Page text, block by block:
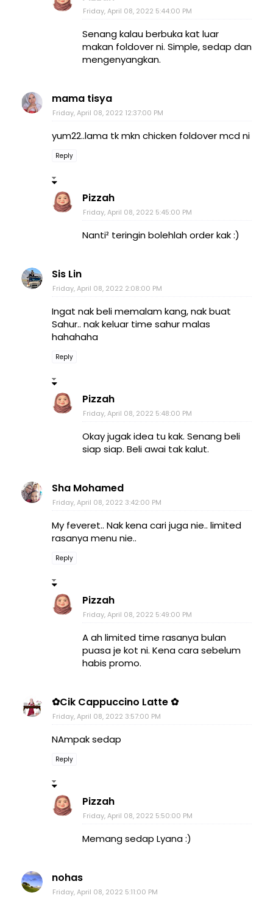
Friday, April 08, 2022 5:44:00 PM
Senang kalau berbuka kat luar
makan foldover ni. Simple, sedap dan
mengenyangkan.
mama tisya
Friday, April 08, 2022 12:37:00 PM
yum22..lama tk mkn chicken foldover mcd ni
Reply
Pizzah
Friday, April 08, 2022 5:45:00 PM
Nanti² teringin bolehlah order kak :)
Sis Lin
Friday, April 08, 2022 2:08:00 PM
Ingat nak beli memalam kang, nak buat
Sahur.. nak keluar time sahur malas
hahahaha
Reply
Pizzah
Friday, April 08, 2022 5:48:00 PM
Okay jugak idea tu kak. Senang beli
siap siap. Beli awai tak kalut.
Sha Mohamed
Friday, April 08, 2022 3:42:00 PM
My feveret.. Nak kena cari juga nie.. limited
rasanya menu nie..
Reply
Pizzah
Friday, April 08, 2022 5:49:00 PM
A ah limited time rasanya bulan
puasa je kot ni. Kena cara sebelum
habis promo.
✿Cik Cappuccino Latte ✿
Friday, April 08, 2022 3:57:00 PM
NAmpak sedap
Reply
Pizzah
Friday, April 08, 2022 5:50:00 PM
Memang sedap Lyana :)
nohas
Friday, April 08, 2022 5:11:00 PM